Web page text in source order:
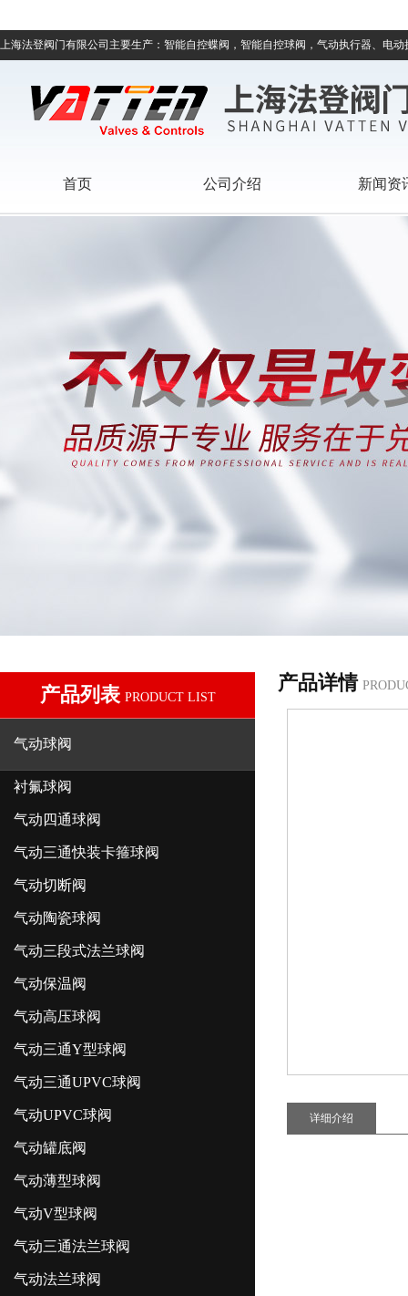
上海法登阀门有限公司主要生产：智能自控蝶阀，智能自控球阀，气动执行器、电
首页 公司介绍 新闻资
产品列表 PRODUCT LIST
气动球阀
衬氟球阀
气动四通球阀
气动三通快装卡箍球阀
气动切断阀
气动陶瓷球阀
气动三段式法兰球阀
气动保温阀
气动高压球阀
气动三通Y型球阀
气动三通UPVC球阀
气动UPVC球阀
气动罐底阀
气动薄型球阀
气动V型球阀
气动三通法兰球阀
气动法兰球阀
产品详情
详细介绍